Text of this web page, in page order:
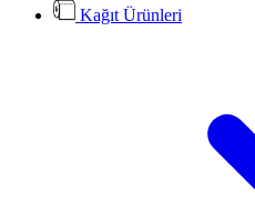
Kağıt Ürünleri